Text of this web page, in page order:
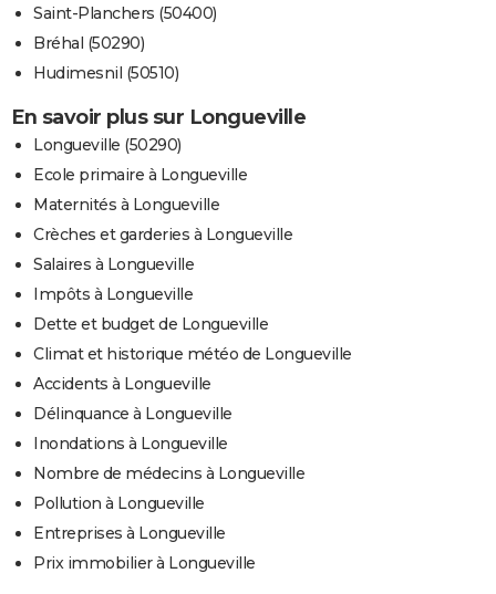
Saint-Planchers (50400)
Bréhal (50290)
Hudimesnil (50510)
En savoir plus sur Longueville
Longueville (50290)
Ecole primaire à Longueville
Maternités à Longueville
Crèches et garderies à Longueville
Salaires à Longueville
Impôts à Longueville
Dette et budget de Longueville
Climat et historique météo de Longueville
Accidents à Longueville
Délinquance à Longueville
Inondations à Longueville
Nombre de médecins à Longueville
Pollution à Longueville
Entreprises à Longueville
Prix immobilier à Longueville